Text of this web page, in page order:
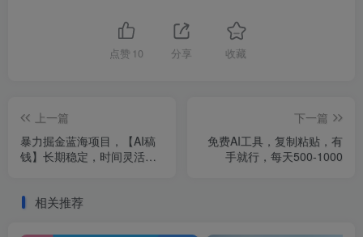
点赞 10 分享 收藏
上一篇
暴力掘金蓝海项目，【AI稿
钱】长期稳定，时间灵活，
下一篇
免费AI工具，复制粘贴，有
手就行，每天500-1000
相关推荐